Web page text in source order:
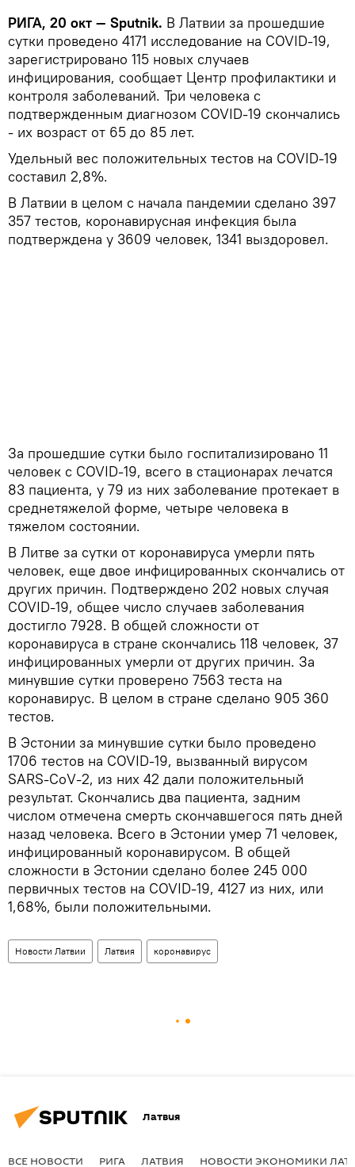
РИГА, 20 окт — Sputnik. В Латвии за прошедшие
сутки проведено 4171 исследование на COVID-19,
зарегистрировано 115 новых случаев
инфицирования, сообщает Центр профилактики и
контроля заболеваний. Три человека с
подтвержденным диагнозом COVID-19 скончались
- их возраст от 65 до 85 лет.
Удельный вес положительных тестов на COVID-19
составил 2,8%.
В Латвии в целом с начала пандемии сделано 397
357 тестов, коронавирусная инфекция была
подтверждена у 3609 человек, 1341 выздоровел.
За прошедшие сутки было госпитализировано 11
человек с COVID-19, всего в стационарах лечатся
83 пациента, у 79 из них заболевание протекает в
среднетяжелой форме, четыре человека в
тяжелом состоянии.
В Литве за сутки от коронавируса умерли пять
человек, еще двое инфицированных скончались от
других причин. Подтверждено 202 новых случая
COVID-19, общее число случаев заболевания
достигло 7928. В общей сложности от
коронавируса в стране скончались 118 человек, 37
инфицированных умерли от других причин. За
минувшие сутки проверено 7563 теста на
коронавирус. В целом в стране сделано 905 360
тестов.
В Эстонии за минувшие сутки было проведено
1706 тестов на COVID-19, вызванный вирусом
SARS-CoV-2, из них 42 дали положительный
результат. Скончались два пациента, задним
числом отмечена смерть скончавшегося пять дней
назад человека. Всего в Эстонии умер 71 человек,
инфицированный коронавирусом. В общей
сложности в Эстонии сделано более 245 000
первичных тестов на COVID-19, 4127 из них, или
1,68%, были положительными.
Новости Латвии Латвия коронавирус
Латвия
ВСЕ НОВОСТИ РИГА ЛАТВИЯ НОВОСТИ ЭКОНОМИКИ